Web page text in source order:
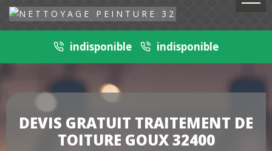
indisponible indisponible
DEVIS GRATUIT TRAITEMENT DE
TOITURE GOUX 32400